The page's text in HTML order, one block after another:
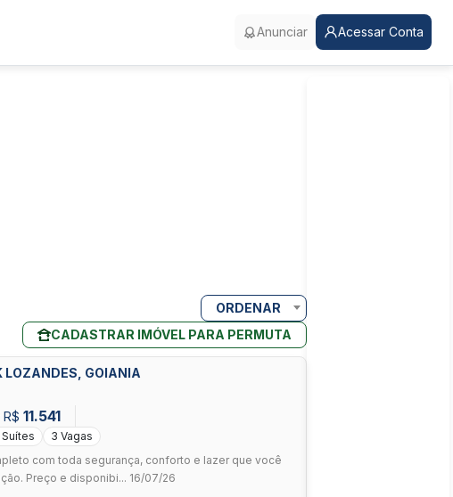
Anunciar Acessar Conta
ORDENAR
CADASTRAR IMÓVEL PARA PERMUTA
LOZANDES, GOIANIA
R$ 11.541
Suítes
3 Vagas
com toda segurança, conforto e lazer que você
Preço e disponibi... 16/07/26